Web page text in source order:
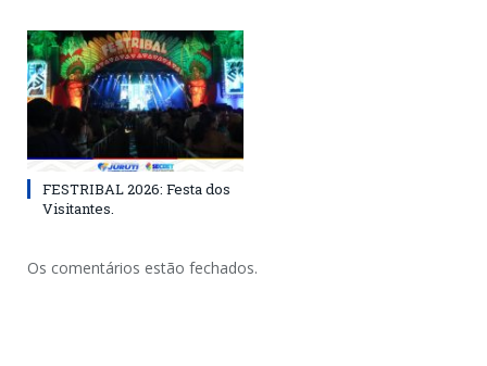
FESTRIBAL 2026: Festa dos
Visitantes.
Os comentários estão fechados.